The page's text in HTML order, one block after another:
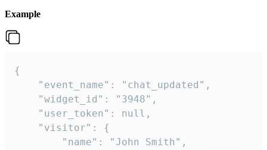
Example
{
    "event_name": "chat_updated",
    "widget_id": "3948",
    "user_token": null,
    "visitor": {
        "name": "John Smith",